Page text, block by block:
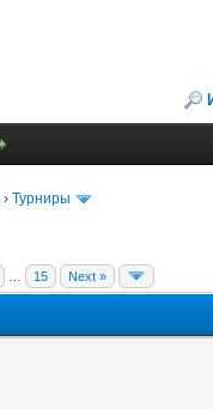
› Турниры
15 Next »